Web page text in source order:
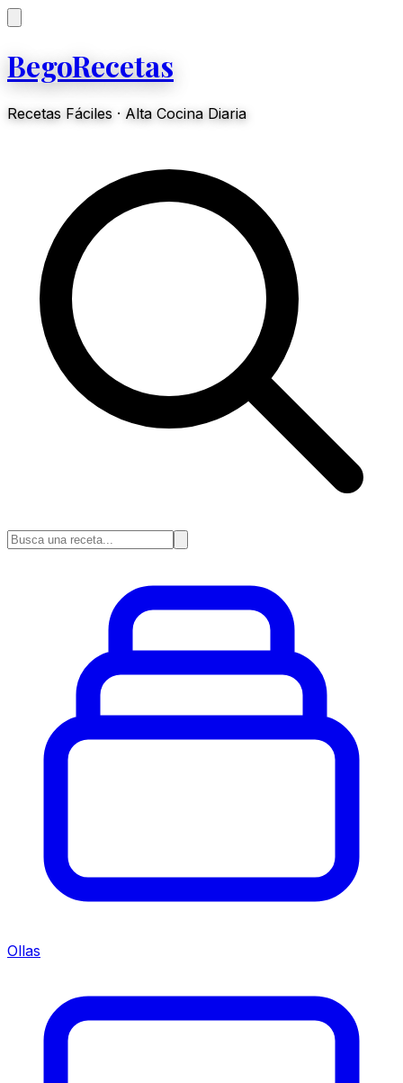
BegoRecetas
Recetas Fáciles · Alta Cocina Diaria
Ollas